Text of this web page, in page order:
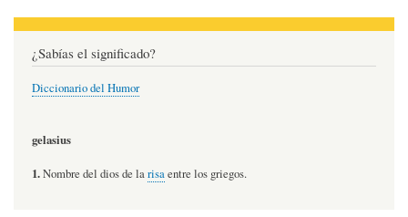
¿Sabías el significado?
Diccionario del Humor
gelasius
1.Nombre del dios de larisaentre los griegos.